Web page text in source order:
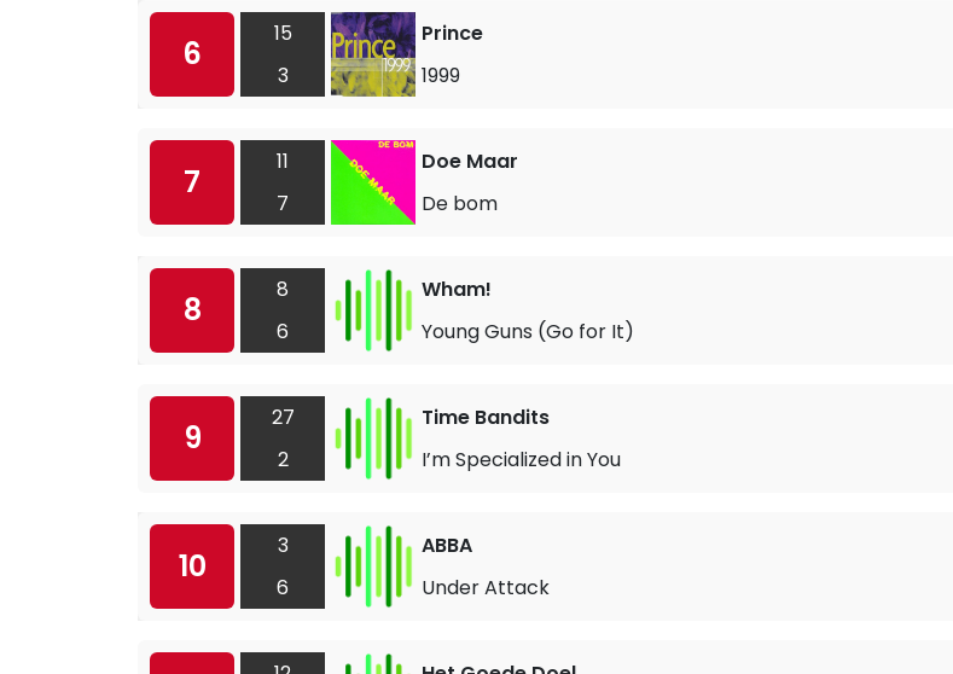
6
15
3
Prince
1999
7
11
7
Doe Maar
De bom
8
8
6
Wham!
Young Guns (Go for It)
9
27
2
Time Bandits
I’m Specialized in You
10
3
6
ABBA
Under Attack